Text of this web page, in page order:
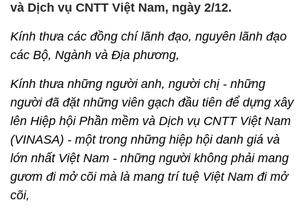
và Dịch vụ CNTT Việt Nam, ngày 2/12.
Kính thưa các đồng chí lãnh đạo, nguyên lãnh đạo
các Bộ, Ngành và Địa phương,
Kính thưa những người anh, người chị - những
người đã đặt những viên gạch đầu tiên để dựng xây
lên Hiệp hội Phần mềm và Dịch vụ CNTT Việt Nam
(VINASA) - một trong những hiệp hội danh giá và
lớn nhất Việt Nam - những người không phải mang
gươm đi mở cõi mà là mang trí tuệ Việt Nam đi mở
cõi,